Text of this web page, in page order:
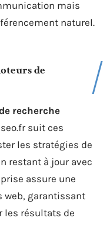
mais
naturel.
de
recherche
suit ces
les stratégies de
restant à jour avec
assure une
garantissant
les résultats de